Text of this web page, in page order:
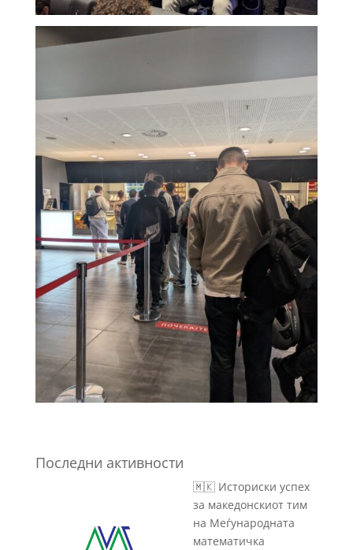
Последни активности
🇲🇰 Историски успех
за македонскиот тим
на Меѓународната
математичка